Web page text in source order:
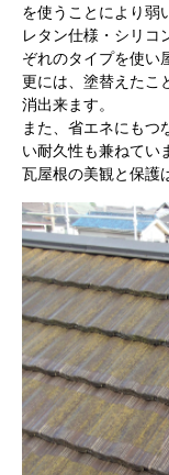
を使うことにより弱
レタン仕様・シリコ
ぞれのタイプを使い
更には、塗替えたこ
消出来ます。
また、省エネにもつ
い耐久性も兼ねてい
瓦屋根の美観と保護